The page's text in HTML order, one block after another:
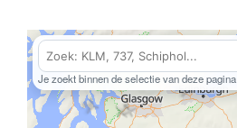
Je zoekt binnen de selectie van deze pagina